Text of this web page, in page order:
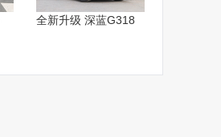
全新升级 深蓝G318